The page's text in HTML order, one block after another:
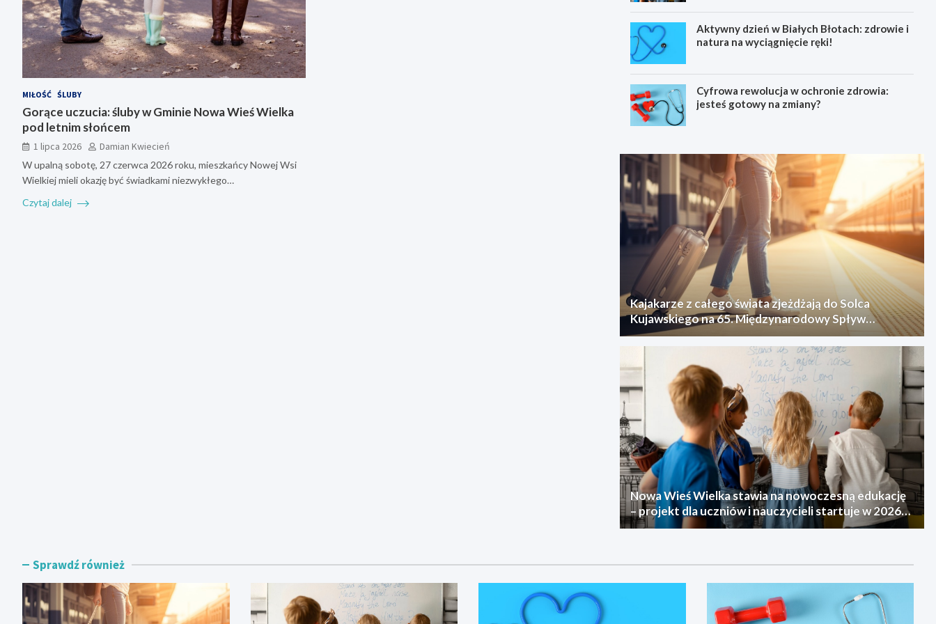
MIŁOŚĆ ŚLUBY
Gorące uczucia: śluby w Gminie Nowa Wieś Wielka
pod letnim słońcem
1 lipca 2026 Damian Kwiecień
W upalną sobotę, 27 czerwca 2026 roku, mieszkańcy Nowej Wsi
Wielkiej mieli okazję być świadkami niezwykłego…
Czytaj dalej
Aktywny dzień w Białych Błotach: zdrowie i
natura na wyciągnięcie ręki!
Cyfrowa rewolucja w ochronie zdrowia:
jesteś gotowy na zmiany?
Kajakarze z całego świata zjeżdżają do Solca
Kujawskiego na 65. Międzynarodowy Spływ
Kajakowy
Nowa Wieś Wielka stawia na nowoczesną edukację
– projekt dla uczniów i nauczycieli startuje w 2026
roku
Sprawdź również